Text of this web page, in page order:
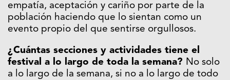
empatía, aceptación y cariño por parte de la
población haciendo que lo sientan como un
evento propio del que sentirse orgullosos.
¿Cuántas secciones y actividades tiene el
festival a lo largo de toda la semana? No solo
a lo largo de la semana, si no a lo largo de todo